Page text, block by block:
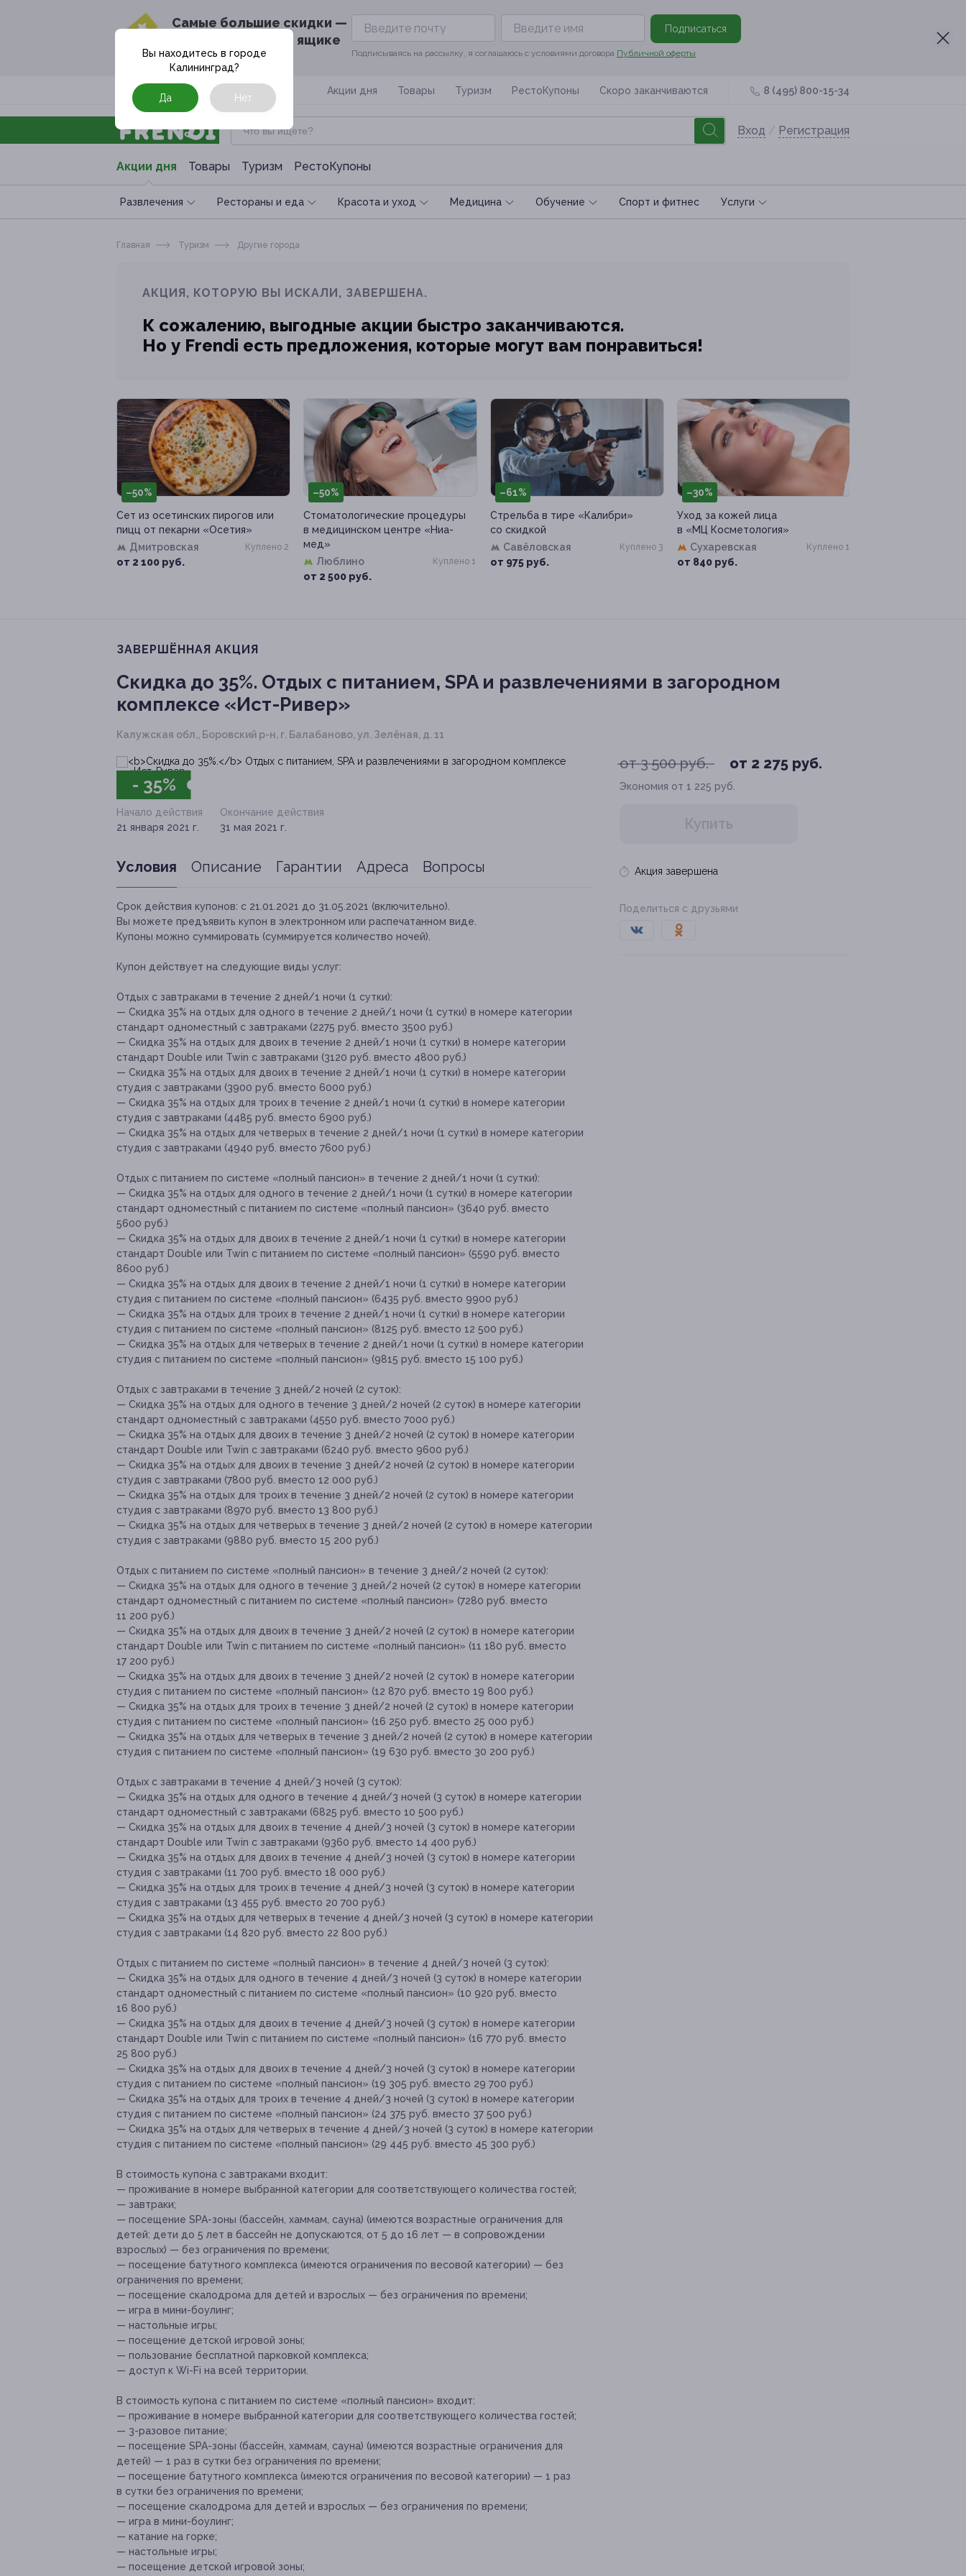
Cамые большие скидки —
в твоём почтовом ящике
Подписаться
Подписываясь на рассылку, я соглашаюсь с условиями договора Публичной оферты
Москва Акции дня Товары Туризм РестоКупоны Скоро заканчиваются 8 (495) 800-15-34
Вход / Регистрация
Акции дня Товары Туризм РестоКупоны
Развлечения Рестораны и еда Красота и уход Медицина Обучение Спoрт и фитнес Услуги
Вы находитесь в городе
Калининград?
Да Нет
Главная Туризм Другие города
АКЦИЯ, КОТОРУЮ ВЫ ИСКАЛИ, ЗАВЕРШЕНА.
К сожалению, выгодные акции быстро заканчиваются.
Но у Frendi есть предложения, которые могут вам понравиться!
–50%
Сет из осетинских пирогов или
пицц от пекарни «Осетия»
Дмитровская
от 2 100 руб.
Куплено 2
–50%
Стоматологические процедуры
в медицинском центре «Ниа-
мед»
Люблино
от 2 500 руб.
Куплено 1
–61%
Стрельба в тире «Калибри»
со скидкой
Савёловская
от 975 руб.
Куплено 3
–30%
Уход за кожей лица
в «МЦ Косметология»
Сухаревская
от 840 руб.
Куплено 1
ЗАВЕРШЁННАЯ АКЦИЯ
Скидка до 35%. Отдых с питанием, SPA и развлечениями в загородном
комплекcе «Ист-Ривер»
Калужская обл., Боровский р-н, г. Балабаново, ул. Зелёная, д. 11
- 35%
от 3 500 руб. от 2 275 руб.
Экономия от 1 225 руб.
Купить
Акция завершена
Поделиться с друзьями
Начало действия
21 января 2021 г.
Окончание действия
31 мая 2021 г.
Условия Описание Гарантии Адреса Вопросы
Срок действия купонов: с 21.01.2021 до 31.05.2021 (включительно).
Вы можете предъявить купон в электронном или распечатанном виде.
Купоны можно суммировать (суммируется количество ночей).
Купон действует на следующие виды услуг:
Отдых с завтраками в течение 2 дней/1 ночи (1 сутки):
— Скидка 35% на отдых для одного в течение 2 дней/1 ночи (1 сутки) в номере категории
стандарт одноместный с завтраками (2275 руб. вместо 3500 руб.)
— Скидка 35% на отдых для двоих в течение 2 дней/1 ночи (1 сутки) в номере категории
стандарт Double или Twin с завтраками (3120 руб. вместо 4800 руб.)
— Скидка 35% на отдых для двоих в течение 2 дней/1 ночи (1 сутки) в номере категории
студия с завтраками (3900 руб. вместо 6000 руб.)
— Скидка 35% на отдых для троих в течение 2 дней/1 ночи (1 сутки) в номере категории
студия с завтраками (4485 руб. вместо 6900 руб.)
— Скидка 35% на отдых для четверых в течение 2 дней/1 ночи (1 сутки) в номере категории
студия с завтраками (4940 руб. вместо 7600 руб.)
Отдых с питанием по системе «полный пансион» в течение 2 дней/1 ночи (1 сутки):
— Скидка 35% на отдых для одного в течение 2 дней/1 ночи (1 сутки) в номере категории
стандарт одноместный с питанием по системе «полный пансион» (3640 руб. вместо
5600 руб.)
— Скидка 35% на отдых для двоих в течение 2 дней/1 ночи (1 сутки) в номере категории
стандарт Double или Twin с питанием по системе «полный пансион» (5590 руб. вместо
8600 руб.)
— Скидка 35% на отдых для двоих в течение 2 дней/1 ночи (1 сутки) в номере категории
студия с питанием по системе «полный пансион» (6435 руб. вместо 9900 руб.)
— Скидка 35% на отдых для троих в течение 2 дней/1 ночи (1 сутки) в номере категории
студия с питанием по системе «полный пансион» (8125 руб. вместо 12 500 руб.)
— Скидка 35% на отдых для четверых в течение 2 дней/1 ночи (1 сутки) в номере категории
студия с питанием по системе «полный пансион» (9815 руб. вместо 15 100 руб.)
Отдых с завтраками в течение 3 дней/2 ночей (2 суток):
— Скидка 35% на отдых для одного в течение 3 дней/2 ночей (2 суток) в номере категории
стандарт одноместный с завтраками (4550 руб. вместо 7000 руб.)
— Скидка 35% на отдых для двоих в течение 3 дней/2 ночей (2 суток) в номере категории
стандарт Double или Twin с завтраками (6240 руб. вместо 9600 руб.)
— Скидка 35% на отдых для двоих в течение 3 дней/2 ночей (2 суток) в номере категории
студия с завтраками (7800 руб. вместо 12 000 руб.)
— Скидка 35% на отдых для троих в течение 3 дней/2 ночей (2 суток) в номере категории
студия с завтраками (8970 руб. вместо 13 800 руб.)
— Скидка 35% на отдых для четверых в течение 3 дней/2 ночей (2 суток) в номере категории
студия с завтраками (9880 руб. вместо 15 200 руб.)
Отдых с питанием по системе «полный пансион» в течение 3 дней/2 ночей (2 суток):
— Скидка 35% на отдых для одного в течение 3 дней/2 ночей (2 суток) в номере категории
стандарт одноместный с питанием по системе «полный пансион» (7280 руб. вместо
11 200 руб.)
— Скидка 35% на отдых для двоих в течение 3 дней/2 ночей (2 суток) в номере категории
стандарт Double или Twin с питанием по системе «полный пансион» (11 180 руб. вместо
17 200 руб.)
— Скидка 35% на отдых для двоих в течение 3 дней/2 ночей (2 суток) в номере категории
студия с питанием по системе «полный пансион» (12 870 руб. вместо 19 800 руб.)
— Скидка 35% на отдых для троих в течение 3 дней/2 ночей (2 суток) в номере категории
студия с питанием по системе «полный пансион» (16 250 руб. вместо 25 000 руб.)
— Скидка 35% на отдых для четверых в течение 3 дней/2 ночей (2 суток) в номере категории
студия с питанием по системе «полный пансион» (19 630 руб. вместо 30 200 руб.)
Отдых с завтраками в течение 4 дней/3 ночей (3 суток):
— Скидка 35% на отдых для одного в течение 4 дней/3 ночей (3 суток) в номере категории
стандарт одноместный с завтраками (6825 руб. вместо 10 500 руб.)
— Скидка 35% на отдых для двоих в течение 4 дней/3 ночей (3 суток) в номере категории
стандарт Double или Twin с завтраками (9360 руб. вместо 14 400 руб.)
— Скидка 35% на отдых для двоих в течение 4 дней/3 ночей (3 суток) в номере категории
студия с завтраками (11 700 руб. вместо 18 000 руб.)
— Скидка 35% на отдых для троих в течение 4 дней/3 ночей (3 суток) в номере категории
студия с завтраками (13 455 руб. вместо 20 700 руб.)
— Скидка 35% на отдых для четверых в течение 4 дней/3 ночей (3 суток) в номере категории
студия с завтраками (14 820 руб. вместо 22 800 руб.)
Отдых с питанием по системе «полный пансион» в течение 4 дней/3 ночей (3 суток):
— Скидка 35% на отдых для одного в течение 4 дней/3 ночей (3 суток) в номере категории
стандарт одноместный с питанием по системе «полный пансион» (10 920 руб. вместо
16 800 руб.)
— Скидка 35% на отдых для двоих в течение 4 дней/3 ночей (3 суток) в номере категории
стандарт Double или Twin с питанием по системе «полный пансион» (16 770 руб. вместо
25 800 руб.)
— Скидка 35% на отдых для двоих в течение 4 дней/3 ночей (3 суток) в номере категории
студия с питанием по системе «полный пансион» (19 305 руб. вместо 29 700 руб.)
— Скидка 35% на отдых для троих в течение 4 дней/3 ночей (3 суток) в номере категории
студия с питанием по системе «полный пансион» (24 375 руб. вместо 37 500 руб.)
— Скидка 35% на отдых для четверых в течение 4 дней/3 ночей (3 суток) в номере категории
студия с питанием по системе «полный пансион» (29 445 руб. вместо 45 300 руб.)
В стоимость купона с завтраками входит:
— проживание в номере выбранной категории для соответствующего количества гостей;
— завтраки;
— посещение SPA-зоны (бассейн, хаммам, сауна) (имеются возрастные ограничения для
детей: дети до 5 лет в бассейн не допускаются, от 5 до 16 лет — в сопровождении
взрослых) — без ограничения по времени;
— посещение батутного комплекса (имеются ограничения по весовой категории) — без
ограничения по времени;
— посещение скалодрома для детей и взрослых — без ограничения по времени;
— игра в мини-боулинг;
— настольные игры;
— посещение детской игровой зоны;
— пользование бесплатной парковкой комплекса;
— доступ к Wi-Fi на всей территории.
В стоимость купона с питанием по системе «полный пансион» входит:
— проживание в номере выбранной категории для соответствующего количества гостей;
— 3-разовое питание;
— посещение SPA-зоны (бассейн, хаммам, сауна) (имеются возрастные ограничения для
детей) — 1 раз в сутки без ограничения по времени;
— посещение батутного комплекса (имеются ограничения по весовой категории) — 1 раз
в сутки без ограничения по времени;
— посещение скалодрома для детей и взрослых — без ограничения по времени;
— игра в мини-боулинг;
— катание на горке;
— настольные игры;
— посещение детской игровой зоны;